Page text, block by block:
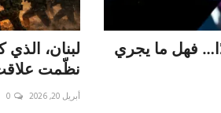
فهل ما يجري
لبنان، الذي
نظّمت
أبريل 20, 2026 0